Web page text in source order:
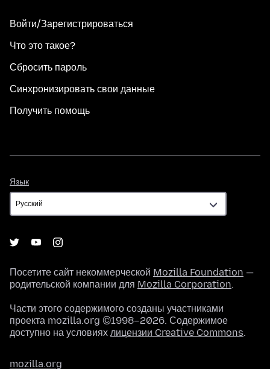
Войти/Зарегистрироваться
Что это такое?
Сбросить пароль
Синхронизировать свои данные
Получить помощь
Язык
Посетите сайт некоммерческой Mozilla Foundation —
родительской компании для Mozilla Corporation.
Части этого содержимого созданы участниками
проекта mozilla.org ©1998–2026. Содержимое
доступно на условиях лицензии Creative Commons.
mozilla.org